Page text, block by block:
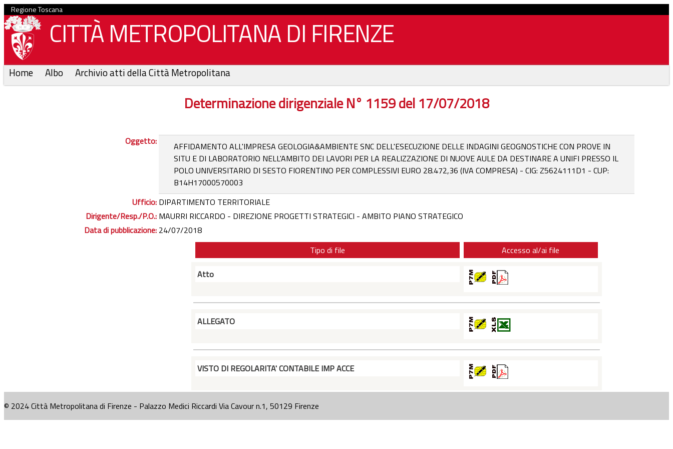
Regione Toscana
CITTÀ METROPOLITANA DI FIRENZE
Home Albo Archivio atti della Città Metropolitana
Determinazione dirigenziale N° 1159 del 17/07/2018
Oggetto:
AFFIDAMENTO ALL'IMPRESA GEOLOGIA&AMBIENTE SNC DELL'ESECUZIONE DELLE INDAGINI GEOGNOSTICHE CON PROVE IN
SITU E DI LABORATORIO NELL'AMBITO DEI LAVORI PER LA REALIZZAZIONE DI NUOVE AULE DA DESTINARE A UNIFI PRESSO IL
POLO UNIVERSITARIO DI SESTO FIORENTINO PER COMPLESSIVI EURO 28.472,36 (IVA COMPRESA) - CIG: Z5624111D1 - CUP:
B14H17000570003
Ufficio: DIPARTIMENTO TERRITORIALE
Dirigente/Resp./P.O.: MAURRI RICCARDO - DIREZIONE PROGETTI STRATEGICI - AMBITO PIANO STRATEGICO
Data di pubblicazione: 24/07/2018
Tipo di file
Accesso al/ai file
Atto
ALLEGATO
VISTO DI REGOLARITA' CONTABILE IMP ACCE
© 2024 Città Metropolitana di Firenze - Palazzo Medici Riccardi Via Cavour n.1, 50129 Firenze